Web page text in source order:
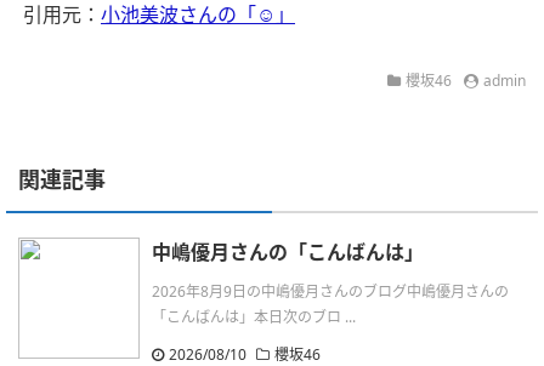
引用元： 小池美波さんの「‪‪☺︎‬」
櫻坂46 admin
関連記事
中嶋優月さんの「こんばんは」
2026年8月9日の中嶋優月さんのブログ中嶋優月さんの
「こんばんは」本日次のブロ ...
2026/08/10
櫻坂46